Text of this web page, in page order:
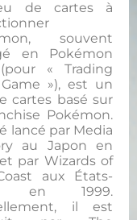
de cartes à
souvent
en Pokémon
« Trading
»), est un
cartes basé sur
Pokémon.
lancé par Media
au Japon en
par Wizards of
aux États-
en 1999.
il est